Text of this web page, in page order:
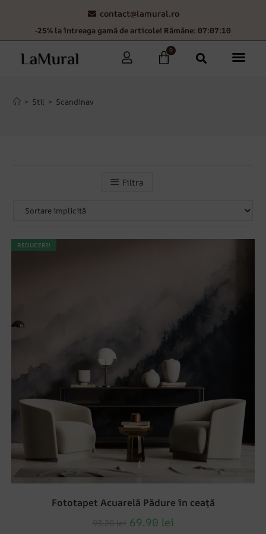
contact@lamural.ro
-25% la întreaga gamă de articole! Rămâne: 07:07:07
0
> Stil > Scandinav
Filtra
REDUCERI!
Fototapet Acuarelă Pădure în ceață
69.90 lei